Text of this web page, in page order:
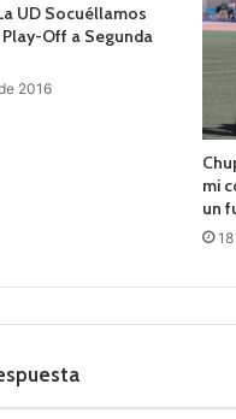
UD Socuéllamos
Off a Segunda
2016
mi
un